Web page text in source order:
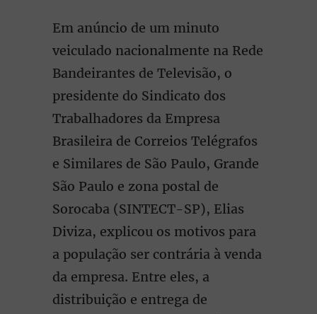
Em anúncio de um minuto
veiculado nacionalmente na Rede
Bandeirantes de Televisão, o
presidente do Sindicato dos
Trabalhadores da Empresa
Brasileira de Correios Telégrafos
e Similares de São Paulo, Grande
São Paulo e zona postal de
Sorocaba (SINTECT-SP), Elias
Diviza, explicou os motivos para
a população ser contrária à venda
da empresa. Entre eles, a
distribuição e entrega de